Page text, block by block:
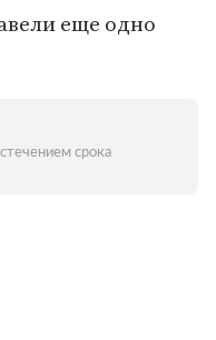
еще одно
срока